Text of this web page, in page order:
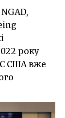
року
США вже